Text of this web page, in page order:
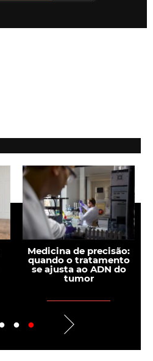
Medicina de precisão:
quando o tratamento
se ajusta ao ADN do
tumor